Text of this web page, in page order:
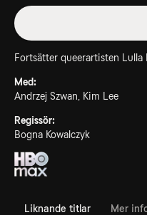
Fortsätter queerartisten Lulla
Med:
Andrzej Szwan, Kim Lee
Regissör:
Bogna Kowalczyk
Liknande titlar Mer